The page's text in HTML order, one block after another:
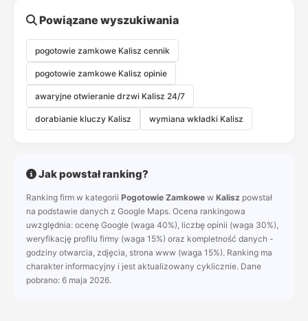
Powiązane wyszukiwania
pogotowie zamkowe Kalisz cennik
pogotowie zamkowe Kalisz opinie
awaryjne otwieranie drzwi Kalisz 24/7
dorabianie kluczy Kalisz wymiana wkładki Kalisz
Jak powstał ranking?
Ranking firm w kategorii Pogotowie Zamkowe w Kalisz powstał
na podstawie danych z Google Maps. Ocena rankingowa
uwzględnia: ocenę Google (waga 40%), liczbę opinii (waga 30%),
weryfikację profilu firmy (waga 15%) oraz kompletność danych -
godziny otwarcia, zdjęcia, strona www (waga 15%). Ranking ma
charakter informacyjny i jest aktualizowany cyklicznie. Dane
pobrano: 6 maja 2026.